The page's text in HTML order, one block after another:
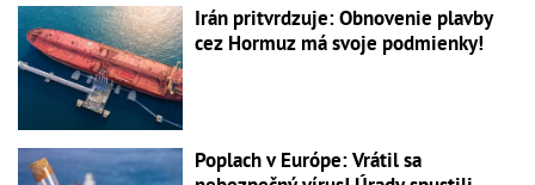
Irán pritvrdzuje: Obnovenie plavby
cez Hormuz má svoje podmienky!
Poplach v Európe: Vrátil sa